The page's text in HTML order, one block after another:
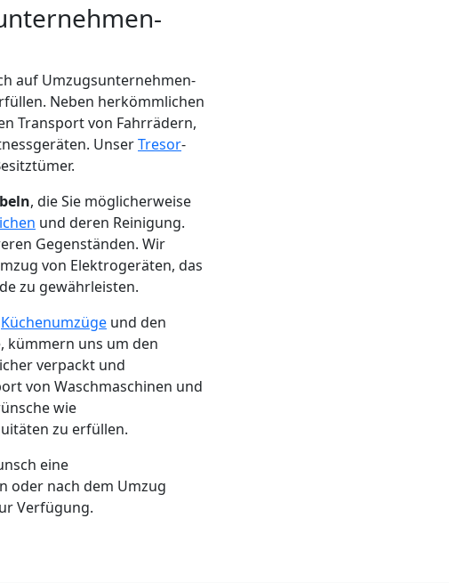
auf Umzugsunternehmen-
Neben herkömmlichen
Transport von Fahrrädern,
UnserTresor-
, die Sie möglicherweise
und deren Reinigung.
Gegenständen. Wir
von Elektrogeräten, das
zu gewährleisten.
Küchenumzüge und den
kümmern uns um den
verpackt und
von Waschmaschinen und
wie
zu erfüllen.
eine
oder nach dem Umzug
Verfügung.